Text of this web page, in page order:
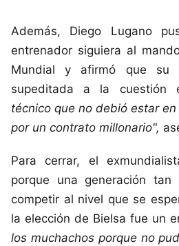
Además, Diego Lugano
entrenador siguiera al
Mundial y afirmó que su
supeditada a la cuestión
técnico que no debió estar
por un contrato millonario",
Para cerrar, el
porque una generación tan
competir al nivel que se
la elección de Bielsa fue un
los muchachos porque no